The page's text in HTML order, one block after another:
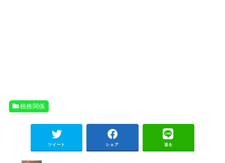
税務関係
ツイート シェア 送る